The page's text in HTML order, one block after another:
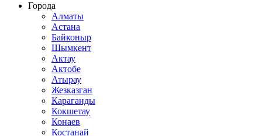
Города
Алматы
Астана
Байконыр
Шымкент
Актау
Актобе
Атырау
Жезказган
Караганды
Кокшетау
Конаев
Костанай